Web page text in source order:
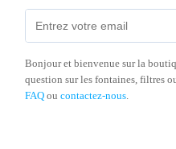
Bonjour et bienvenue sur la
question sur les fontaines, filtres
FAQou contactez-nous.